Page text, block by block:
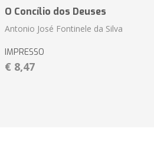
O Concílio dos Deuses
Antonio José Fontinele da Silva
IMPRESSO
€ 8,47